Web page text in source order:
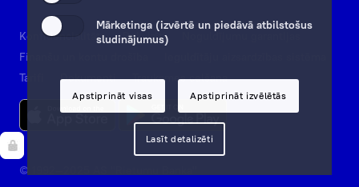
Mārketinga (izvērtē un piedāvā atbilstošus
sludinājumus)
Apstiprināt visas Apstiprināt izvēlētās
Lasīt detalizēti
Konfidencialitāte Rekvizīti
Noguldījumu garantijas
Finanšu un kontu drošība
Tarifi
Dokumenti Trauksmes celšana
© 1992—2025 AS "Rietumu Banka"